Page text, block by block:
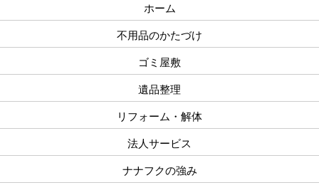
ホーム
不用品のかたづけ
ゴミ屋敷
遺品整理
リフォーム・解体
法人サービス
ナナフクの強み